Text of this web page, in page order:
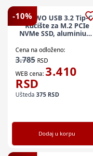
-10%
MAIWO USB 3.2 Tip-C
Kućište za M.2 PCIe
NVMe SSD, aluminium,
Cena na odloženo:
3.785 RSD
WEB cena:3.410
RSD
Ušteda 375 RSD
Dodaj u korpu